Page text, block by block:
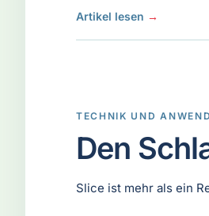
Artikel lesen →
TECHNIK UND
Den
Slice ist mehr als ein